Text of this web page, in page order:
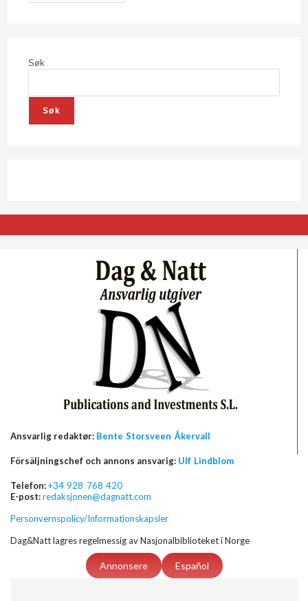
Søk
Søk
Ansvarlig redaktør: Bente Storsveen Åkervall
Försäljningschef och annons ansvarig: Ulf Lindblom
Telefon:+34 928 768 420
E-post:redaksjonen@dagnatt.com
Personvernspolicy/Informationskapsler
Dag&Natt lagres regelmessig av Nasjonalbiblioteket i Norge
Annonsere Español